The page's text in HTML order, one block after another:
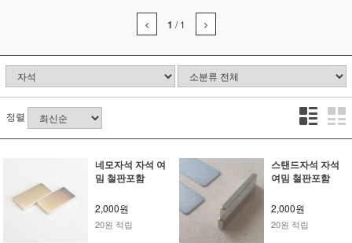
1 /1
정렬
네모자석 자석 여
밈 철판포함
2,000원
20원 적립
스탠드자석 자석
여밈 철판포함
2,000원
20원 적립